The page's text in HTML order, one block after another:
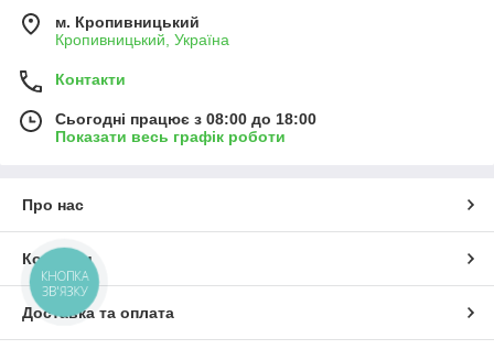
м. Кропивницький
Кропивницький, Україна
Контакти
Сьогодні працює з 08:00 до 18:00
Показати весь графік роботи
Про нас
Контакти
Доставка та оплата
КНОПКА
ЗВ'ЯЗКУ